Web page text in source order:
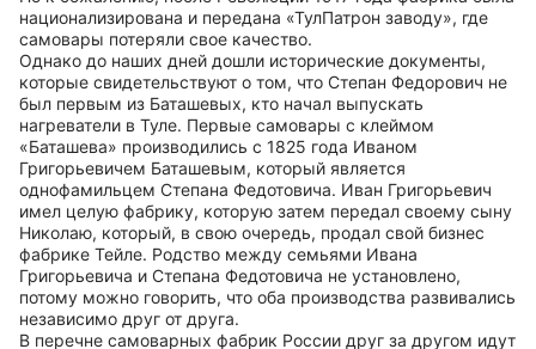
национализирована и передана «ТулПатрон заводу», где
самовары потеряли свое качество.
Однако до наших дней дошли исторические документы,
которые свидетельствуют о том, что Степан Федорович не
был первым из Баташевых, кто начал выпускать
нагреватели в Туле. Первые самовары с клеймом
«Баташева» производились с 1825 года Иваном
Григорьевичем Баташевым, который является
однофамильцем Степана Федотовича. Иван Григорьевич
имел целую фабрику, которую затем передал своему сыну
Николаю, который, в свою очередь, продал свой бизнес
фабрике Тейле. Родство между семьями Ивана
Григорьевича и Степана Федотовича не установлено,
потому можно говорить, что оба производства развивались
независимо друг от друга.
В перечне самоварных фабрик России друг за другом идут